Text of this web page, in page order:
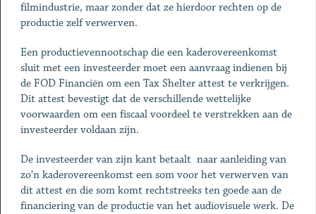
filmindustrie, maar zonder dat ze hierdoor rechten op de
productie zelf verwerven.
Een productievennootschap die een kaderovereenkomst
sluit met een investeerder moet een aanvraag indienen bij
de FOD Financiën om een Tax Shelter attest te verkrijgen.
Dit attest bevestigt dat de verschillende wettelijke
voorwaarden om een fiscaal voordeel te verstrekken aan de
investeerder voldaan zijn.
De investeerder van zijn kant betaalt naar aanleiding van
zo’n kaderovereenkomst een som voor het verwerven van
dit attest en die som komt rechtstreeks ten goede aan de
financiering van de productie van het audiovisuele werk. De